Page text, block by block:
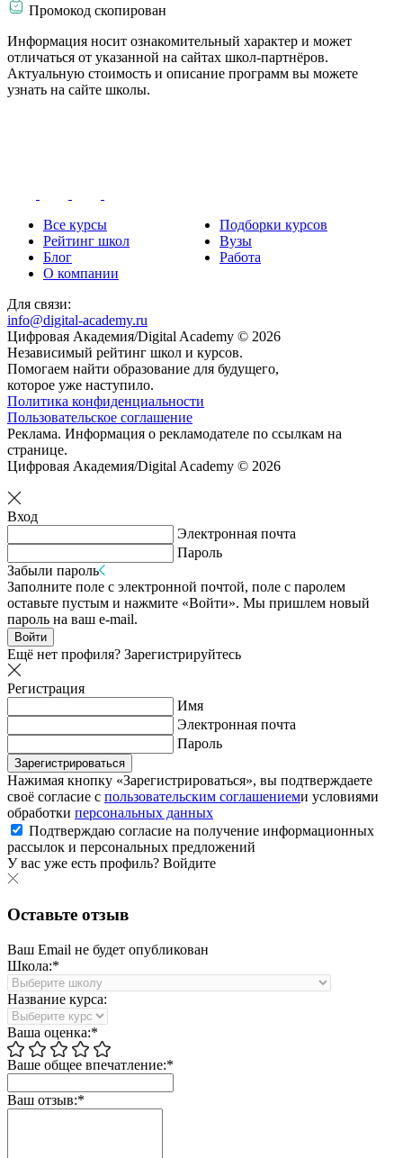
Промокод скопирован
Информация носит ознакомительный характер и может
отличаться от указанной на сайтах школ-партнёров.
Актуальную стоимость и описание программ вы можете
узнать на сайте школы.
Все курсы
Подборки курсов
Рейтинг школ
Вузы
Блог
Работа
О компании
Для связи:
info@digital-academy.ru
Цифровая Академия/Digital Academy © 2026
Независимый рейтинг школ и курсов.
Помогаем найти образование для будущего,
которое уже наступило.
Политика конфиденциальности
Пользовательское соглашение
Реклама. Информация о рекламодателе по ссылкам на
странице.
Цифровая Академия/Digital Academy © 2026
Вход
Электронная почта
Пароль
Забыли пароль
Заполните поле с электронной почтой, поле с паролем
оставьте пустым и нажмите «Войти». Мы пришлем новый
пароль на ваш e-mail.
Войти
Ещё нет профиля? Зарегистрируйтесь
Регистрация
Имя
Электронная почта
Пароль
Зарегистрироваться
Нажимая кнопку «Зарегистрироваться», вы подтверждаете
своё согласие с пользовательским соглашениеми условиями
обработки персональных данных
Подтверждаю согласие на получение информационных
рассылок и персональных предложений
У вас уже есть профиль? Войдите
Оставьте отзыв
Ваш Email не будет опубликован
Школа:*
Название курса:
Ваша оценка:*
Ваше общее впечатление:*
Ваш отзыв:*